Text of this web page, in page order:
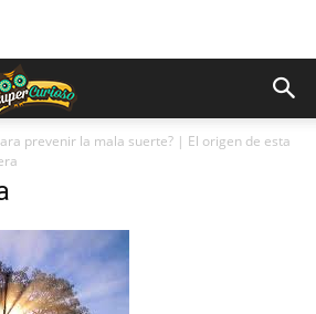
prevenir la mala suerte? | El origen de esta